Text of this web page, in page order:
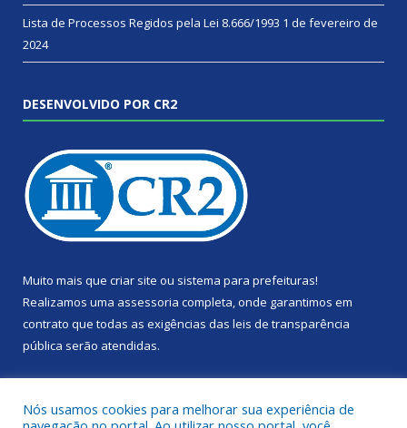
Lista de Processos Regidos pela Lei 8.666/1993 1 de fevereiro de
2024
DESENVOLVIDO POR CR2
Muito mais que criar site ou sistema para prefeituras!
Realizamos uma assessoria completa, onde garantimos em
contrato que todas as exigências das leis de transparência
pública serão atendidas.
Nós usamos cookies para melhorar sua experiência de